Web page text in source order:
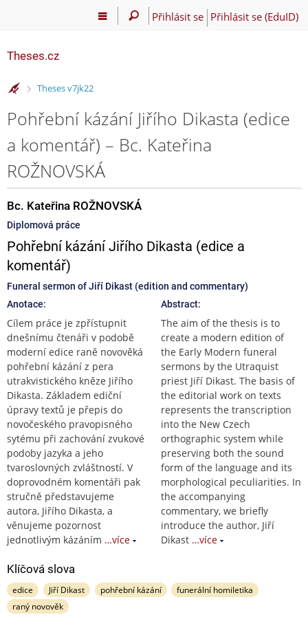
Přihlásit se Přihlásit se (EduID)
Theses.cz
>
Theses v7jk22
Pohřební kázání Jiřího Dikasta (edice
a komentář) – Bc. Kateřina
ROŽNOVSKÁ
Bc. Kateřina ROŽNOVSKÁ
Diplomová práce
Pohřební kázání Jiřího Dikasta (edice a
komentář)
Funeral sermon of Jiří Dikast (edition and commentary)
Anotace:
Cílem práce je zpřístupnit
dnešnímu čtenáři v podobě
moderní edice raně novověká
pohřební kázání z pera
utrakvistického kněze Jiřího
Dikasta. Základem ediční
úpravy textů je přepis do
novočeského pravopisného
sytému při zachování zvukové
podoby jazyka a jeho
tvaroslovných zvláštností. V
doprovodném komentáři pak
stručně představujeme
autora, Jiřího Dikasta, a
věnujeme pozornost
jednotlivým kázáním …více
Abstract:
The aim of the thesis is to
create a modern edition of
the Early Modern funeral
sermons by the Utraquist
priest Jiří Dikast. The basis of
the editorial work on texts
represents the transcription
into the New Czech
orthographic system while
preserving both the sound
form of the language and its
morphological peculiarities. In
the accompanying
commentary, we briefly
introduce the author, Jiří
Dikast …více
Klíčová slova
edice Jiří Dikast pohřební kázání
funerální homiletika
raný novověk